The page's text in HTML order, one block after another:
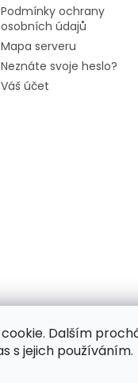
Dalším
s jejich používáním.
Podmínky ochrany
osobních údajů
Mapa serveru
Neznáte svoje heslo?
Váš účet
5 z 5 hvězdiček.
5 z 5 hvězdiček.